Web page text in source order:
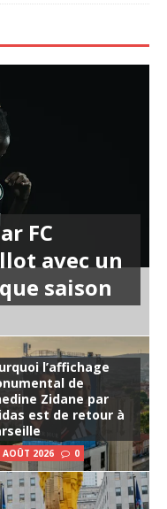
FC
avec un
saison
l’affichage
de
Zidane par
est de retour à
AOÛT 2026 0